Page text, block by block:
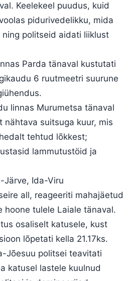
Keelekeel puudus, kuid
pidurivedelikku, mida
politseid aidati liiklust
Parda tänaval kustutati
6 ruutmeetri suurune
linnas Murumetsa tänaval
nähtava suitsuga kuur, mis
tehtud lõkkest;
lammutustöid ja
Järve, Ida-Viru
all, reageeriti mahajäetud
hoone tulele Laiale tänaval.
osaliselt katusele, kust
lõpetati kella 21.17ks.
Jõesuu politsei teavitati
katusel lastele kuulnud